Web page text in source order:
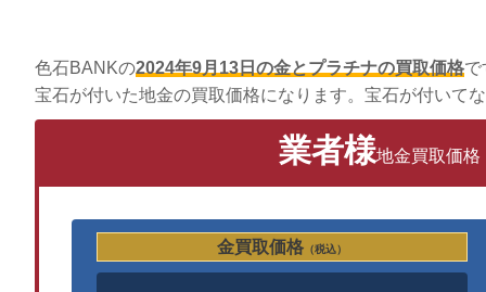
色石BANKの2024年9月13日の金とプラチナの買取価格で
宝石が付いた地金の買取価格になります。宝石が付いて
業者様地金買取価格
金買取価格（税込）